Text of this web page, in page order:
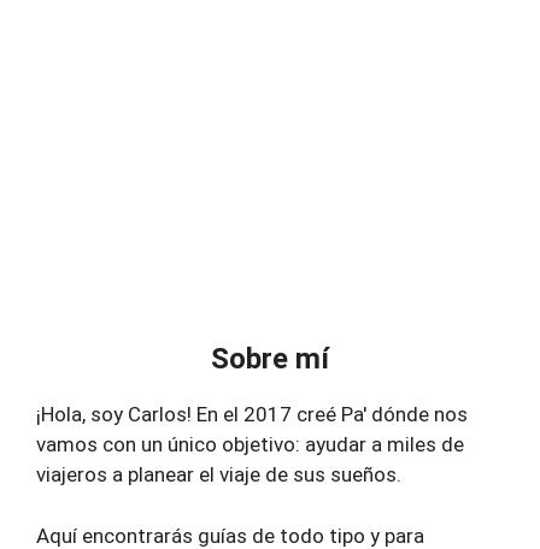
Sobre mí
¡Hola, soy Carlos! En el 2017 creé Pa' dónde nos
vamos con un único objetivo: ayudar a miles de
viajeros a planear el viaje de sus sueños.
Aquí encontrarás guías de todo tipo y para